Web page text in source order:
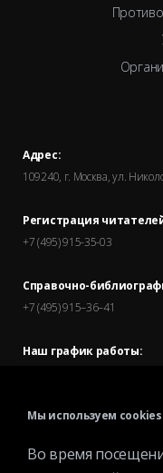
Адрес:
109240, г. Москва, ул.
Регистрация
+7 (495) 915-35-03
Справочно-
+7 (495) 915–36–41
Наш график работы:
полчаса до окончания
Мы используем cookies
Во время